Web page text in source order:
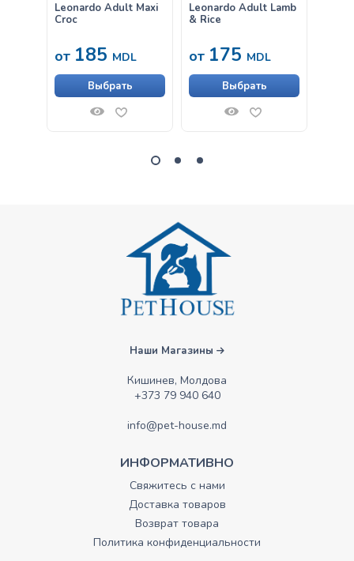
Leonardo Adult Maxi
Croc
от 185 MDL
Выбрать
Leonardo Adult Lamb
& Rice
от 175 MDL
Выбрать
Наши Магазины
Кишинев, Молдова
+373 79 940 640
info@pet-house.md
ИНФОРМАТИВНО
Свяжитесь с нами
Доставка товаров
Возврат товара
Политика конфиденциальности